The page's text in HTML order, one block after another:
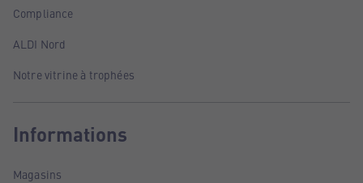
Compliance
ALDI Nord
Notre vitrine à trophées
Informations
Magasins